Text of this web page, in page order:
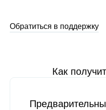
Обратиться в поддержку
Как